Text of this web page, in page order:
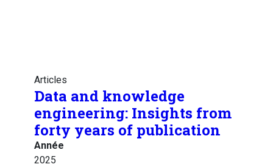
Articles
Data and knowledge
engineering: Insights from
forty years of publication
Année
2025